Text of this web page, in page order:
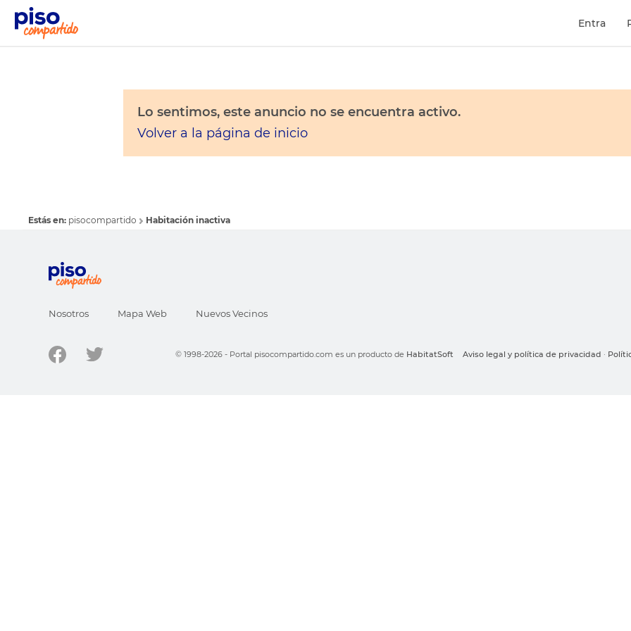
Entra
Lo sentimos, este anuncio no se encuentra activo.
Volver a la página de inicio
Estás en: pisocompartido Habitación inactiva
Nosotros Mapa Web Nuevos Vecinos
© 1998-2026 - Portal pisocompartido.com es un producto de HabitatSoft Aviso legal y política de privacidad ·